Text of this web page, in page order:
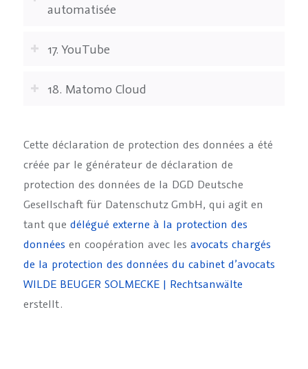
automatisée
17. YouTube
18. Matomo Cloud
Cette déclaration de protection des données a été
créée par le générateur de déclaration de
protection des données de la DGD Deutsche
Gesellschaft für Datenschutz GmbH, qui agit en
tant que délégué externe à la protection des
données en coopération avec les avocats chargés
de la protection des données du cabinet d’avocats
WILDE BEUGER SOLMECKE | Rechtsanwälte
erstellt.